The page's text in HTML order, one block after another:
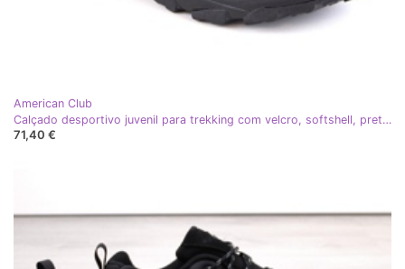
American Club
Calçado desportivo juvenil para trekking com velcro, softshell, preto American Club
71,40 €